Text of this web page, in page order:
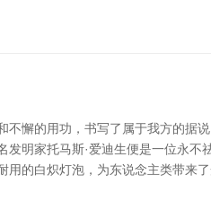
懈的用功，书写了属于我方的
明家托马斯·爱迪生便是一位永
的白炽灯泡，为东说念主类带来